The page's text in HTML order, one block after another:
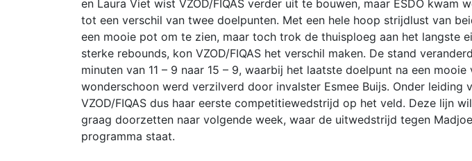
en Laura Viet wist VZOD/FIQAS verder uit te bouwen, maar ESDO kwam
tot een verschil van twee doelpunten. Met een hele hoop strijdlust van
een mooie pot om te zien, maar toch trok de thuisploeg aan het langste
sterke rebounds, kon VZOD/FIQAS het verschil maken. De stand
minuten van 11 – 9 naar 15 – 9, waarbij het laatste doelpunt na een
wonderschoon werd verzilverd door invalster Esmee Buijs. Onder leiding
VZOD/FIQAS dus haar eerste competitiewedstrijd op het veld. Deze lijn
graag doorzetten naar volgende week, waar de uitwedstrijd tegen
programma staat.